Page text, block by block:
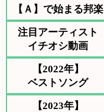
【Ａ】で始まる邦楽
注目アーティスト
イチオシ動画
【2022年】
ベストソング
【2023年】